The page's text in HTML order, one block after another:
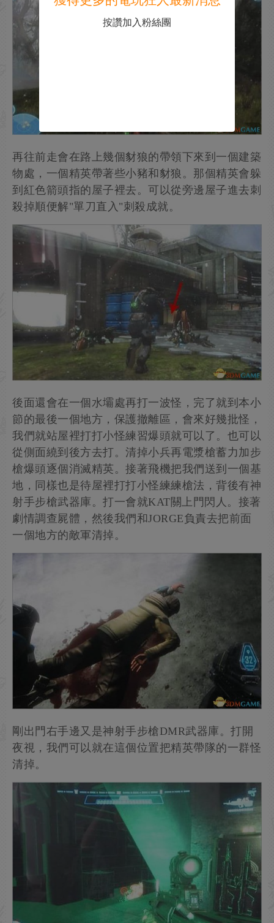
再往前走會在路上幾個豺狼的帶領下來到一個建築
物處，一個精英帶著些小豬和豺狼。那個精英會躲
到紅色箭頭指的屋子裡去。可以從旁邊屋子進去刺
殺掉順便解"單刀直入"刺殺成就。
後面還會在一個水壩處再打一波怪，完了就到本小
節的最後一個地方，保護撤離區，會來好幾批怪，
我們就站屋裡打打小怪練習爆頭就可以了。也可以
從側面繞到後方去打。清掉小兵再電漿槍蓄力加步
槍爆頭逐個消滅精英。接著飛機把我們送到一個基
地，同樣也是待屋裡打打小怪練練槍法，背後有神
射手步槍武器庫。打一會就KAT關上門閃人。接著
劇情調查屍體，然後我們和JORGE負責去把前面
一個地方的敵軍清掉。
剛出門右手邊又是神射手步槍DMR武器庫。打開
夜視，我們可以就在這個位置把精英帶隊的一群怪
清掉。
按讚加入粉絲團